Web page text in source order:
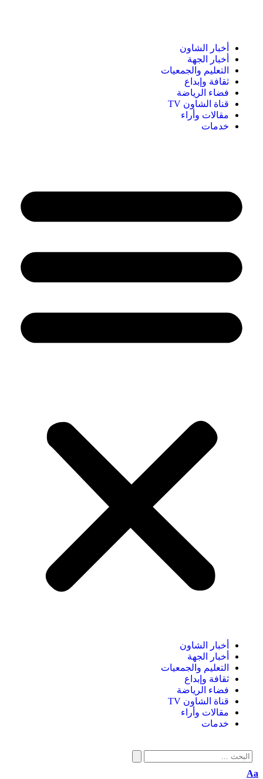
أخبار الشاون
أخبار الجهة
التعليم والجمعيات
ثقافة وإبداع
فضاء الرياضة
قناة الشاون TV
مقالات وأراء
خدمات
أخبار الشاون
أخبار الجهة
التعليم والجمعيات
ثقافة وإبداع
فضاء الرياضة
قناة الشاون TV
مقالات وأراء
خدمات